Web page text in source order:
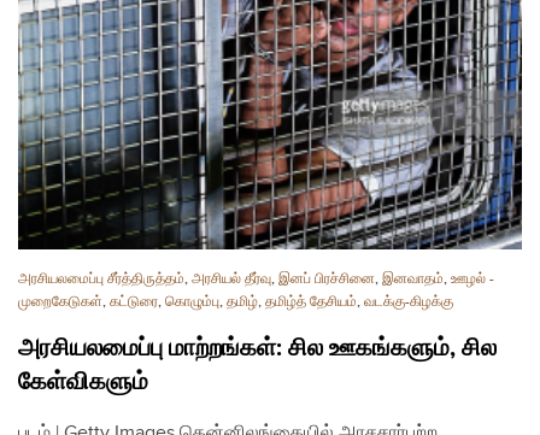
அரசியலமைப்பு சீர்த்திருத்தம், அரசியல் தீர்வு, இனப் பிரச்சினை, இனவாதம், ஊழல் -
முறைகேடுகள், கட்டுரை, கொழும்பு, தமிழ், தமிழ்த் தேசியம், வடக்கு-கிழக்கு
அரசியலமைப்பு மாற்றங்கள்: சில ஊகங்களும், சில
கேள்விகளும்